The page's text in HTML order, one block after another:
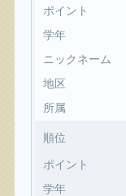
ポイント
学年
ニックネーム
地区
所属
順位
ポイント
学年